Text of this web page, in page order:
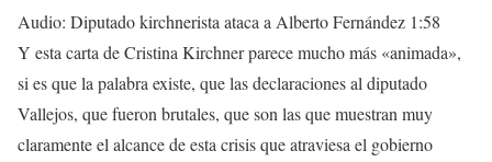
Audio: Diputado kirchnerista ataca a Alberto Fernández 1:58
Y esta carta de Cristina Kirchner parece mucho más «animada»,
si es que la palabra existe, que las declaraciones al diputado
Vallejos, que fueron brutales, que son las que muestran muy
claramente el alcance de esta crisis que atraviesa el gobierno